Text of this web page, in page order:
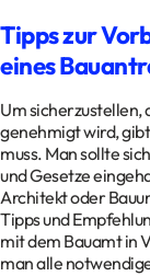
Tipps zur
eines
Um sicherzustellen,
genehmigt wird,
muss. Man sollte
und Gesetze
Architekt oder
Tipps und
mit dem Bauamt in
man alle